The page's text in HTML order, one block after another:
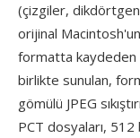
(çizgiler,
orijinal
formatta kaydeden
birlikte sunulan,
gömülü JPEG
PCT dosyaları, 512